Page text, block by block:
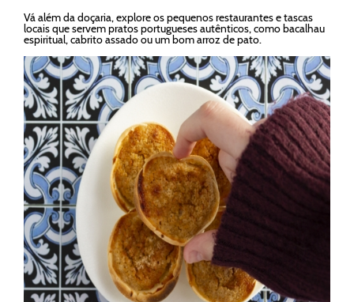
Vá além da doçaria, explore os pequenos restaurantes e tascas
locais que servem pratos portugueses autênticos, como bacalhau
espiritual, cabrito assado ou um bom arroz de pato.